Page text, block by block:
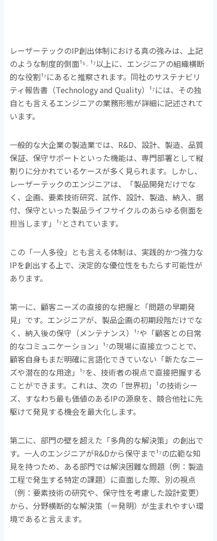
レーザーテックのIP創出体制における真の強みは、上記
のような制度的側面¹⁵˒ ¹⁷以上に、エンジニアの組織横断
的な役割¹⁷にあると推察されます。同社のサステナビリ
ティ報告書（Technology and Quality） ¹⁷には、その独
自とも言えるエンジニアの業務形態が詳細に記述されて
います。
一般的な大企業の製造業では、 R&D、設計、製造、品質
保証、保守サポートといった機能は、専門部署として縦
割りに分かれているケースが多く見られます。しかし、
レーザーテックのエンジニアは、「製品開発だけでな
く、企画、要素技術研究、試作、設計、製造、納入、据
付、保守といった製品ライフサイクルのあらゆる側面を
担当します」 ¹⁷とされています。
この「一人多役」とも言える体制は、実践的かつ強力な
IPを創出する上で、決定的な優位性をもたらす可能性が
あります。
第一に、顧客ニーズの直接的な把握と「問題の早期発
見」です。エンジニアが、製品企画の初期段階だけでな
く、納入後の保守（メンテナンス） ¹⁷や「顧客との日常
的なコミュニケーション」 ¹⁷の現場に直接立つことで、
顧客自身もまだ明確に言語化できていない「新たなニー
ズや潜在的な用途」 ¹⁷を、技術者の視点で直接把握する
ことができます。これは、次の「世界初」 ¹の技術シー
ズ、すなわち最も価値のあるIPの源泉を、競合他社に先
駆けて発見する機会を最大化します。
第二に、部門の壁を超えた「多角的な解決策」の創出で
す。一人のエンジニアがR&Dから保守まで¹⁷の広範な知
見を持つため、ある部門では解決困難な問題（例：製造
工程で発生する特定の課題）に直面した際、別の視点
（例：要素技術の研究や、保守性を考慮した設計変更）
から、分野横断的な解決策（＝発明）が生まれやすい環
境であると言えます。